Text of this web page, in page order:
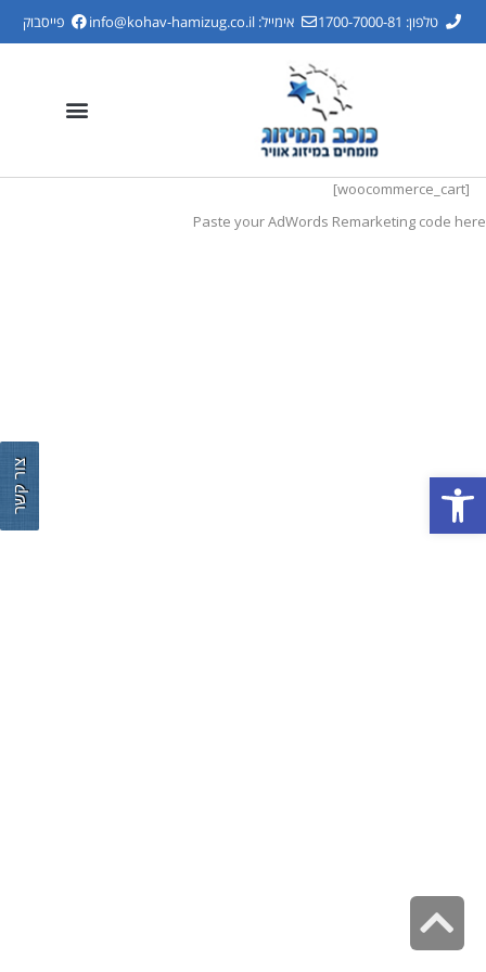
פתח סרגל נגישות
טלפון: 1700-7000-81 אימייל:info@kohav-hamizug.co.il פייסבוק
[woocommerce_cart]
Paste your AdWords Remarketing code here
גלילה
לראש
צור קשר